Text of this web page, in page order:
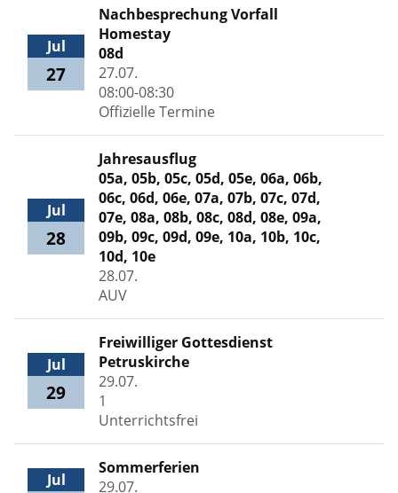
Jul
27
Nachbesprechung Vorfall
Homestay
08d
27.07.
08:00-08:30
Offizielle Termine
Jul
28
Jahresausflug
05a, 05b, 05c, 05d, 05e, 06a, 06b,
06c, 06d, 06e, 07a, 07b, 07c, 07d,
07e, 08a, 08b, 08c, 08d, 08e, 09a,
09b, 09c, 09d, 09e, 10a, 10b, 10c,
10d, 10e
28.07.
AUV
Jul
29
Freiwilliger Gottesdienst
Petruskirche
29.07.
1
Unterrichtsfrei
Jul
Sommerferien
29.07.